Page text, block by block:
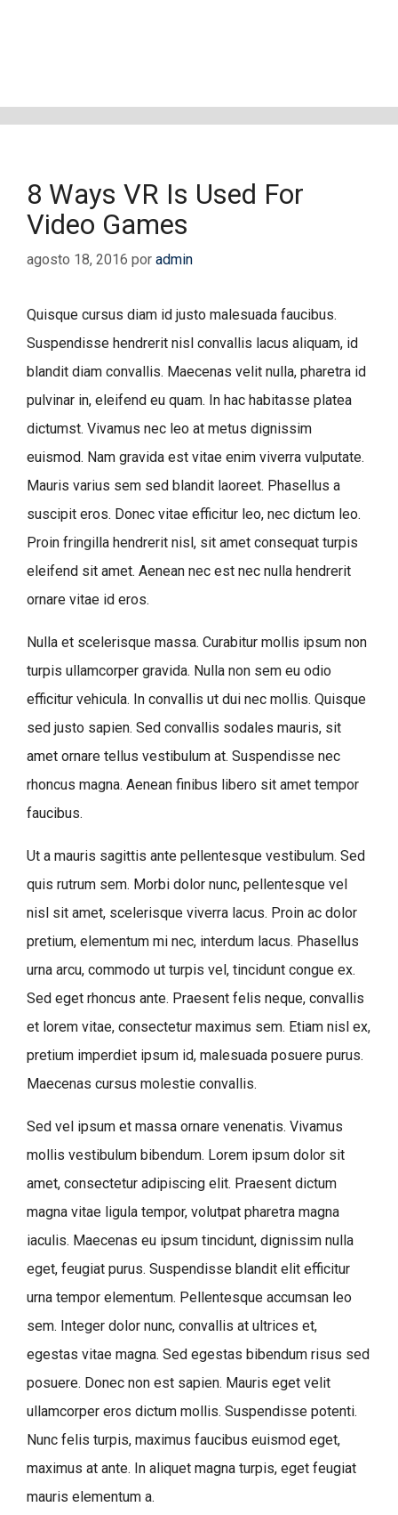
8 Ways VR Is Used For
Video Games
agosto 18, 2016 por admin
Quisque cursus diam id justo malesuada faucibus.
Suspendisse hendrerit nisl convallis lacus aliquam, id
blandit diam convallis. Maecenas velit nulla, pharetra id
pulvinar in, eleifend eu quam. In hac habitasse platea
dictumst. Vivamus nec leo at metus dignissim
euismod. Nam gravida est vitae enim viverra vulputate.
Mauris varius sem sed blandit laoreet. Phasellus a
suscipit eros. Donec vitae efficitur leo, nec dictum leo.
Proin fringilla hendrerit nisl, sit amet consequat turpis
eleifend sit amet. Aenean nec est nec nulla hendrerit
ornare vitae id eros.
Nulla et scelerisque massa. Curabitur mollis ipsum non
turpis ullamcorper gravida. Nulla non sem eu odio
efficitur vehicula. In convallis ut dui nec mollis. Quisque
sed justo sapien. Sed convallis sodales mauris, sit
amet ornare tellus vestibulum at. Suspendisse nec
rhoncus magna. Aenean finibus libero sit amet tempor
faucibus.
Ut a mauris sagittis ante pellentesque vestibulum. Sed
quis rutrum sem. Morbi dolor nunc, pellentesque vel
nisl sit amet, scelerisque viverra lacus. Proin ac dolor
pretium, elementum mi nec, interdum lacus. Phasellus
urna arcu, commodo ut turpis vel, tincidunt congue ex.
Sed eget rhoncus ante. Praesent felis neque, convallis
et lorem vitae, consectetur maximus sem. Etiam nisl ex,
pretium imperdiet ipsum id, malesuada posuere purus.
Maecenas cursus molestie convallis.
Sed vel ipsum et massa ornare venenatis. Vivamus
mollis vestibulum bibendum. Lorem ipsum dolor sit
amet, consectetur adipiscing elit. Praesent dictum
magna vitae ligula tempor, volutpat pharetra magna
iaculis. Maecenas eu ipsum tincidunt, dignissim nulla
eget, feugiat purus. Suspendisse blandit elit efficitur
urna tempor elementum. Pellentesque accumsan leo
sem. Integer dolor nunc, convallis at ultrices et,
egestas vitae magna. Sed egestas bibendum risus sed
posuere. Donec non est sapien. Mauris eget velit
ullamcorper eros dictum mollis. Suspendisse potenti.
Nunc felis turpis, maximus faucibus euismod eget,
maximus at ante. In aliquet magna turpis, eget feugiat
mauris elementum a.